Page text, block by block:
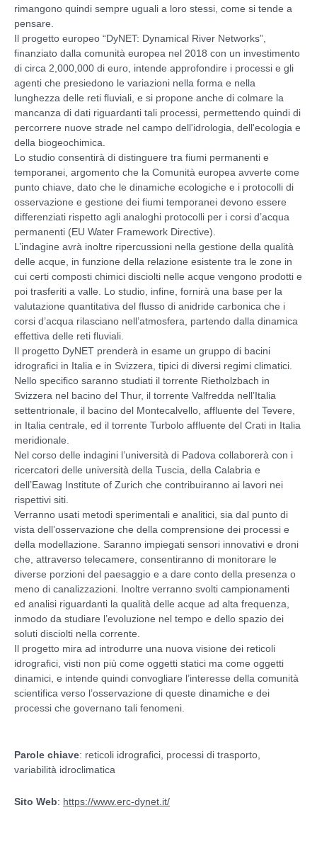
rimangono quindi sempre uguali a loro stessi, come si tende a
pensare.
Il progetto europeo “DyNET: Dynamical River Networks”,
finanziato dalla comunità europea nel 2018 con un investimento
di circa 2,000,000 di euro, intende approfondire i processi e gli
agenti che presiedono le variazioni nella forma e nella
lunghezza delle reti fluviali, e si propone anche di colmare la
mancanza di dati riguardanti tali processi, permettendo quindi di
percorrere nuove strade nel campo dell'idrologia, dell'ecologia e
della biogeochimica.
Lo studio consentirà di distinguere tra fiumi permanenti e
temporanei, argomento che la Comunità europea avverte come
punto chiave, dato che le dinamiche ecologiche e i protocolli di
osservazione e gestione dei fiumi temporanei devono essere
differenziati rispetto agli analoghi protocolli per i corsi d’acqua
permanenti (EU Water Framework Directive).
L’indagine avrà inoltre ripercussioni nella gestione della qualità
delle acque, in funzione della relazione esistente tra le zone in
cui certi composti chimici disciolti nelle acque vengono prodotti e
poi trasferiti a valle. Lo studio, infine, fornirà una base per la
valutazione quantitativa del flusso di anidride carbonica che i
corsi d’acqua rilasciano nell’atmosfera, partendo dalla dinamica
effettiva delle reti fluviali.
Il progetto DyNET prenderà in esame un gruppo di bacini
idrografici in Italia e in Svizzera, tipici di diversi regimi climatici.
Nello specifico saranno studiati il torrente Rietholzbach in
Svizzera nel bacino del Thur, il torrente Valfredda nell’Italia
settentrionale, il bacino del Montecalvello, affluente del Tevere,
in Italia centrale, ed il torrente Turbolo affluente del Crati in Italia
meridionale.
Nel corso delle indagini l’università di Padova collaborerà con i
ricercatori delle università della Tuscia, della Calabria e
dell’Eawag Institute of Zurich che contribuiranno ai lavori nei
rispettivi siti.
Verranno usati metodi sperimentali e analitici, sia dal punto di
vista dell’osservazione che della comprensione dei processi e
della modellazione. Saranno impiegati sensori innovativi e droni
che, attraverso telecamere, consentiranno di monitorare le
diverse porzioni del paesaggio e a dare conto della presenza o
meno di canalizzazioni. Inoltre verranno svolti campionamenti
ed analisi riguardanti la qualità delle acque ad alta frequenza,
inmodo da studiare l’evoluzione nel tempo e dello spazio dei
soluti disciolti nella corrente.
Il progetto mira ad introdurre una nuova visione dei reticoli
idrografici, visti non più come oggetti statici ma come oggetti
dinamici, e intende quindi convogliare l’interesse della comunità
scientifica verso l’osservazione di queste dinamiche e dei
processi che governano tali fenomeni.
Parole chiave: reticoli idrografici, processi di trasporto,
variabilità idroclimatica
Sito Web: https://www.erc-dynet.it/